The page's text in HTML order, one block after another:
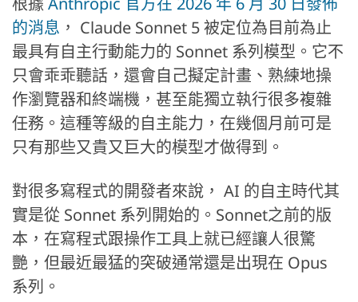
的消息 ， Claude Sonnet 5 被定位為目前為止
最具有自主行動能力的 Sonnet 系列模型。它不
只會乖乖聽話，還會自己擬定計畫、熟練地操
作瀏覽器和終端機，甚至能獨立執行很多複雜
任務。這種等級的自主能力，在幾個月前可是
只有那些又貴又巨大的模型才做得到。
對很多寫程式的開發者來說， AI 的自主時代其
實是從 Sonnet 系列開始的。Sonnet之前的版
本，在寫程式跟操作工具上就已經讓人很驚
艷，但最近最猛的突破通常還是出現在 Opus
系列。